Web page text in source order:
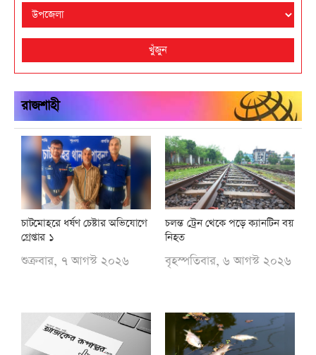
খুঁজুন
রাজশাহী
চাটমোহরে ধর্ষণ চেষ্টার অভিযোগে
গ্রেপ্তার ১
শুক্রবার, ৭ আগস্ট ২০২৬
চলন্ত ট্রেন থেকে পড়ে ক্যানটিন বয়
নিহত
বৃহস্পতিবার, ৬ আগস্ট ২০২৬